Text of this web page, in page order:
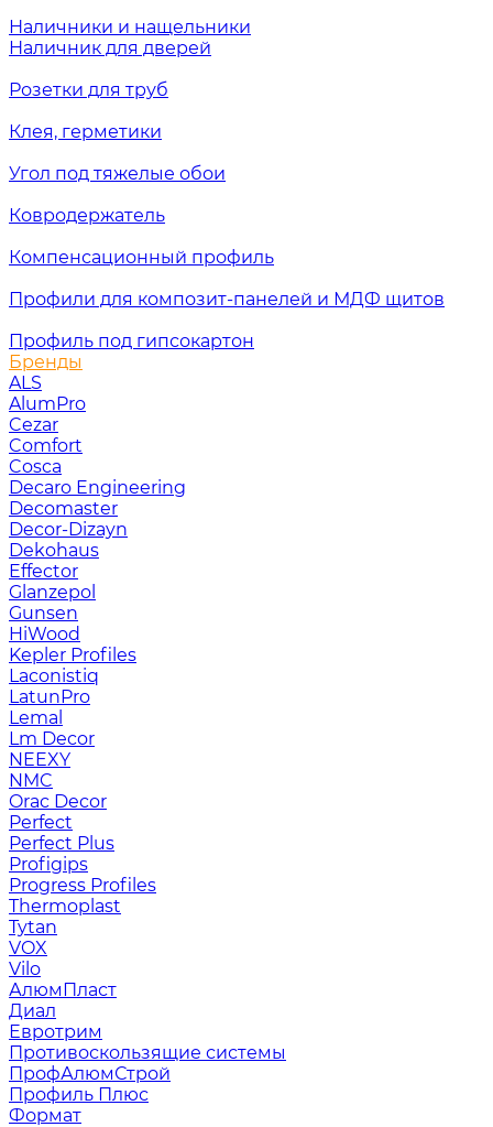
Наличники и нащельники
Наличник для дверей
Розетки для труб
Клея, герметики
Угол под тяжелые обои
Ковродержатель
Компенсационный профиль
Профили для композит-панелей и МДФ щитов
Профиль под гипсокартон
Бренды
ALS
AlumPro
Cezar
Comfort
Cosca
Decaro Engineering
Decomaster
Decor-Dizayn
Dekohaus
Effector
Glanzepol
Gunsen
HiWood
Kepler Profiles
Laconistiq
LatunPro
Lemal
Lm Decor
NEEXY
NMC
Orac Decor
Perfect
Perfect Plus
Profigips
Progress Profiles
Thermoplast
Tytan
VOX
Vilo
АлюмПласт
Диал
Евротрим
Противоскользящие системы
ПрофАлюмСтрой
Профиль Плюс
Формат